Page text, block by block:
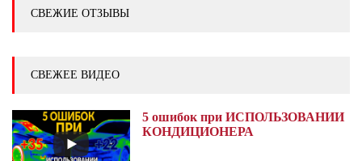
СВЕЖИЕ ОТЗЫВЫ
СВЕЖЕЕ ВИДЕО
5 ошибок при ИСПОЛЬЗОВАНИИ
КОНДИЦИОНЕРА